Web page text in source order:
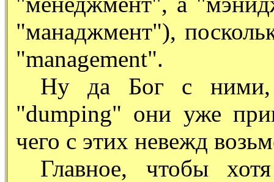
"манаджмент"),
"management".
Ну да Бог с ними,
"dumping" они уже
чего с этих невежд
Главное, чтобы